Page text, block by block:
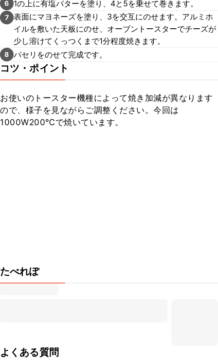
6 1の上に有塩バターを塗り、4と5を乗せて巻きます。
7 表面にマヨネーズを塗り、3を交互にのせます。アルミホ
イルを敷いた天板にのせ、オーブントースターでチーズが
少し溶けてくっつくまで1分程度焼きます。
8 パセリをのせて完成です。
コツ・ポイント
お使いのトースター機種によって焼き加減が異なります
ので、様子を見ながらご調整ください。今回は
1000W200℃で焼いています。
たべれぽ
よくある質問